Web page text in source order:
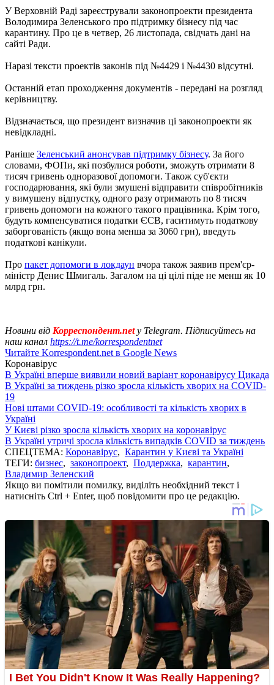
У Верховній Раді зареєстрували законопроекти президента
Володимира Зеленського про підтримку бізнесу під час
карантину. Про це в четвер, 26 листопада, свідчать дані на
сайті Ради.
Наразі тексти проектів законів під №4429 і №4430 відсутні.
Останній етап проходження документів - передані на розгляд
керівництву.
Відзначається, що президент визначив ці законопроекти як
невідкладні.
Раніше Зеленський анонсував підтримку бізнесу. За його
словами, ФОПи, які позбулися роботи, зможуть отримати 8
тисяч гривень одноразової допомоги. Також суб'єкти
господарювання, які були змушені відправити співробітників
у вимушену відпустку, одного разу отримають по 8 тисяч
гривень допомоги на кожного такого працівника. Крім того,
будуть компенсуватися податки ЄСВ, гаситимуть податкову
заборгованість (якщо вона менша за 3060 грн), введуть
податкові канікули.
Про пакет допомоги в локдаун вчора також заявив прем'єр-
міністр Денис Шмигаль. Загалом на ці цілі піде не менш як 10
млрд грн.
Новини від Корреспондент.netу Telegram. Підписуйтесь на
наш канал https://t.me/korrespondentnet
Читайте Korrespondent.net в Google News
Коронавірус
В Україні вперше виявили новий варіант коронавірусу Цикада
В Україні за тиждень різко зросла кількість хворих на COVID-
19
Нові штами COVID-19: особливості та кількість хворих в
Україні
У Києві різко зросла кількість хворих на коронавірус
В Україні утричі зросла кількість випадків COVID за тиждень
СПЕЦТЕМА: Коронавірус, Карантин у Києві та Україні
ТЕГИ: бизнес, законопроект, Поддержка, карантин,
Владимир Зеленский
Якщо ви помітили помилку, виділіть необхідний текст і
натисніть Ctrl + Enter, щоб повідомити про це редакцію.